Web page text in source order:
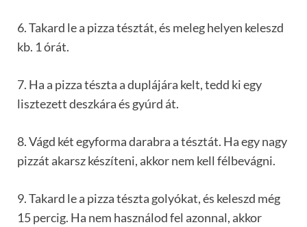
6. Takard le a pizza tésztát, és meleg helyen keleszd
kb. 1 órát.
7. Ha a pizza tészta a duplájára kelt, tedd ki egy
lisztezett deszkára és gyúrd át.
8. Vágd két egyforma darabra a tésztát. Ha egy nagy
pizzát akarsz készíteni, akkor nem kell félbevágni.
9. Takard le a pizza tészta golyókat, és keleszd még
15 percig. Ha nem használod fel azonnal, akkor